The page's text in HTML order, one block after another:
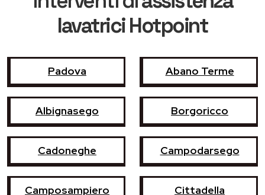
lavatrici Hotpoint
Padova Abano Terme
Albignasego Borgoricco
Cadoneghe Campodarsego
Camposampiero Cittadella